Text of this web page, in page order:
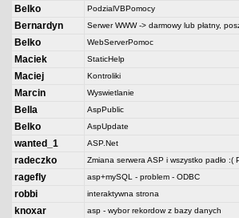
Belko PodzialVBPomocy
Bernardyn Serwer WWW -> darmowy lub płatny,
Belko WebServerPomoc
Maciek StaticHelp
Maciej Kontroliki
Marcin Wyswietlanie
Bella AspPublic
Belko AspUpdate
wanted_1 ASP.Net
radeczko Zmiana serwera ASP i wszystko padło :(
ragefly asp+mySQL - problem - ODBC
robbi interaktywna strona
knoxar asp - wybor rekordow z bazy danych